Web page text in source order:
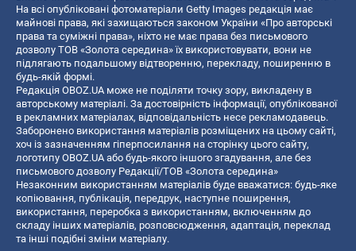
На всі опубліковані фотоматеріали Getty Images редакція має
майнові права, які захищаються законом України «Про авторські
права та суміжні права», ніхто не має права без письмового
дозволу ТОВ «Золота середина» їх використовувати, вони не
підлягають подальшому відтворенню, перекладу, поширенню в
будь-якій формі.
Редакція OBOZ.UA може не поділяти точку зору, викладену в
авторському матеріалі. За достовірність інформації, опублікованої
в рекламних матеріалах, відповідальність несе рекламодавець.
Заборонено використання матеріалів розміщених на цьому сайті,
хоч із зазначенням гіперпосилання на сторінку цього сайту,
логотипу OBOZ.UA або будь-якого іншого згадування, але без
письмового дозволу Редакції/ТОВ «Золота середина»
Незаконним використанням матеріалів буде вважатися: будь-яке
копiювання, публiкацiя, передрук, наступне поширення,
використання, переробка з використанням, включенням до
складу інших матеріалів, розповсюдження, адаптація, переклад
та інші подібні зміни матеріалу.